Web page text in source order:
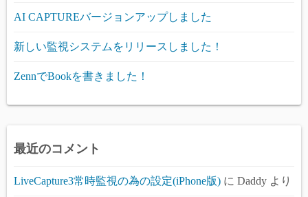
AI CAPTUREバージョンアップしました
新しい監視システムをリリースしました！
ZennでBookを書きました！
最近のコメント
LiveCapture3常時監視の為の設定(iPhone版) に Daddy より